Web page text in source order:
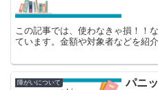
この記事では、使わなきゃ損！！
ています。金額や対象者などを紹
障がいについて パニ